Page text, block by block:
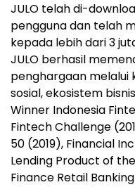
JULO telah di-
pengguna dan telah
kepada lebih dari 3
JULO berhasil
penghargaan
sosial, ekosistem
Winner Indonesia
Fintech Challenge
50 (2019), Financial
Lending Product of
Finance Retail